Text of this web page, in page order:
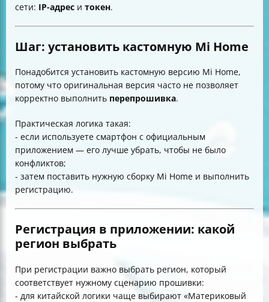
сети: IP-адрес и токен.
Шаг: установить кастомную Mi Home
Понадобится установить кастомную версию Mi Home,
потому что оригинальная версия часто не позволяет
корректно выполнить перепрошивка.
Практическая логика такая:
- если используете смартфон с официальным
приложением — его лучше убрать, чтобы не было
конфликтов;
- затем поставить нужную сборку Mi Home и выполнить
регистрацию.
Регистрация в приложении: какой
регион выбрать
При регистрации важно выбрать регион, который
соответствует нужному сценарию прошивки:
- для китайской логики чаще выбирают «Материковый